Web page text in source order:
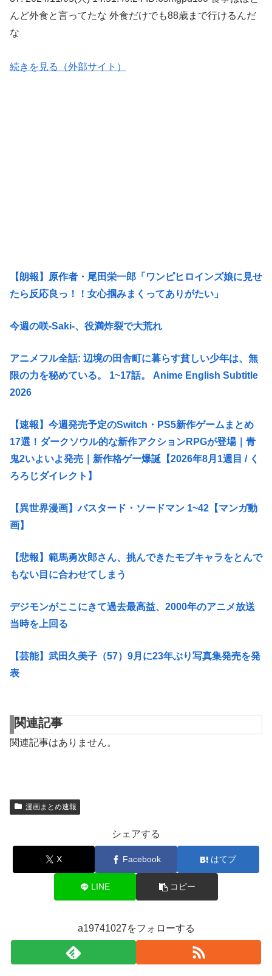
んど外食と言ってたな 外食だけでも88歳まで行けるんだ
な
続きを見る（外部サイト）
【朗報】原作者・尾田栄一郎「ワンピヒロインズ娘に見せ
たら反応良っ！！女心掴みまくってありがたい」
今週の咲-Saki-、役満炸裂で大荒れ
アニメフル全話: 辺境の田舎町に暮らす貧しい少年は、無
限の力を秘めている。 1~17話。 Anime English Subtitle
2026
【速報】今週発売予定のSwitch・PS5新作ゲームまとめ
17選！ダークソウル的な新作アクションRPGが登場｜青
鬼2いよいよ発売｜新作格ゲー爆誕【2026年8月1週目 / く
ろろじダイレクト】
【異世界漫画】バスタード・ソードマン 1~42【マンガ動
画】
【悲報】範馬勇次郎さん、挑んできたモブキャラをとんで
もない目に合わせてしまう
デジモンがここにきて過去最高益、2000年のアニメ放送
当時を上回る
【芸能】武田久美子（57）9月に23年ぶり写真集発売を発
表
関連記事
関連記事はありません。
漫画まとめ速報
シェアする
X Facebook はてブ
LINE コピー
a19741027をフォローする